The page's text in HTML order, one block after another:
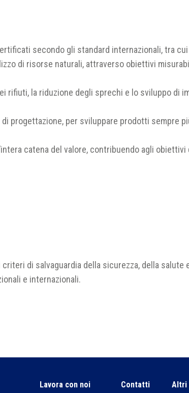
secondo gli standard internazionali, tra cui
di risorse naturali, attraverso obiettivi
rifiuti, la riduzione degli sprechi e lo sviluppo di
progettazione, per sviluppare prodotti sempre
catena del valore, contribuendo agli obiettivi
di salvaguardia della sicurezza, della salute
e internazionali.
Lavora con noi Contatti Altri